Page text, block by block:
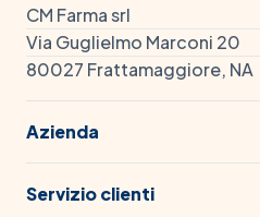
CM Farma srl
Via Guglielmo Marconi 20
80027 Frattamaggiore, NA
Azienda
Servizio clienti